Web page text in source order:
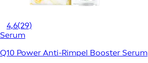
4,6(29)
Serum
Q10 Power Anti-Rimpel Booster Serum